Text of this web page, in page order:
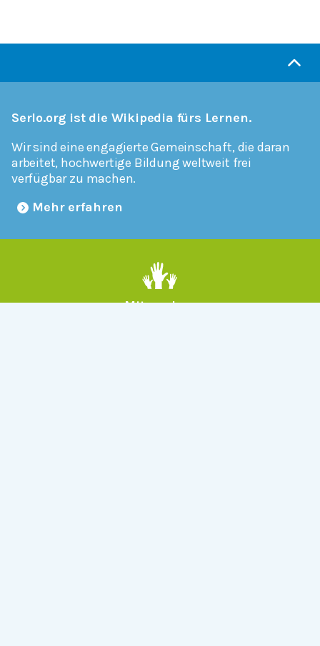
Serlo.org ist die Wikipedia fürs Lernen.
Wir sind eine engagierte Gemeinschaft, die daran
arbeitet, hochwertige Bildung weltweit frei
verfügbar zu machen.
Mehr erfahren
Mitmachen